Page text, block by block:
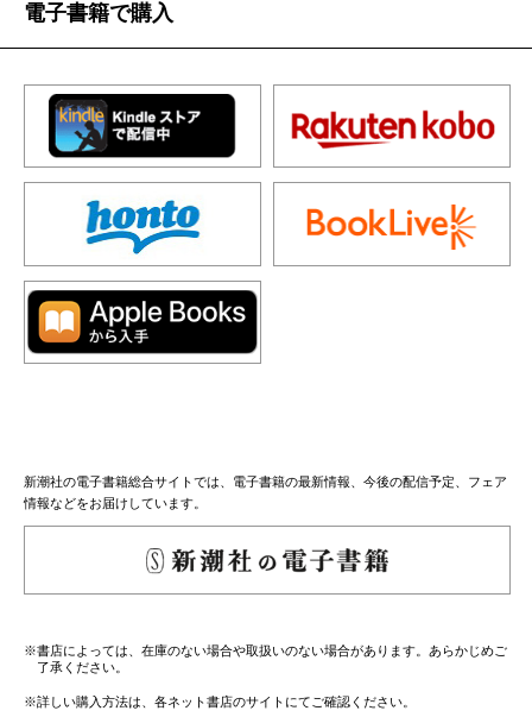
電子書籍で購入
新潮社の電子書籍総合サイトでは、電子書籍の最新情報、今後の配信予定、フェア
情報などをお届けしています。
※書店によっては、在庫のない場合や取扱いのない場合があります。あらかじめご
了承ください。
※詳しい購入方法は、各ネット書店のサイトにてご確認ください。